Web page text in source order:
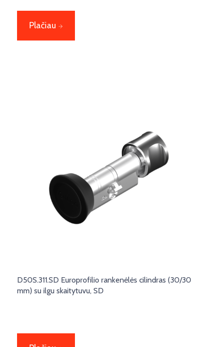
Plačiau
D50S.311.SD Europrofilio rankenėlės cilindras (30/30
mm) su ilgu skaitytuvu, SD